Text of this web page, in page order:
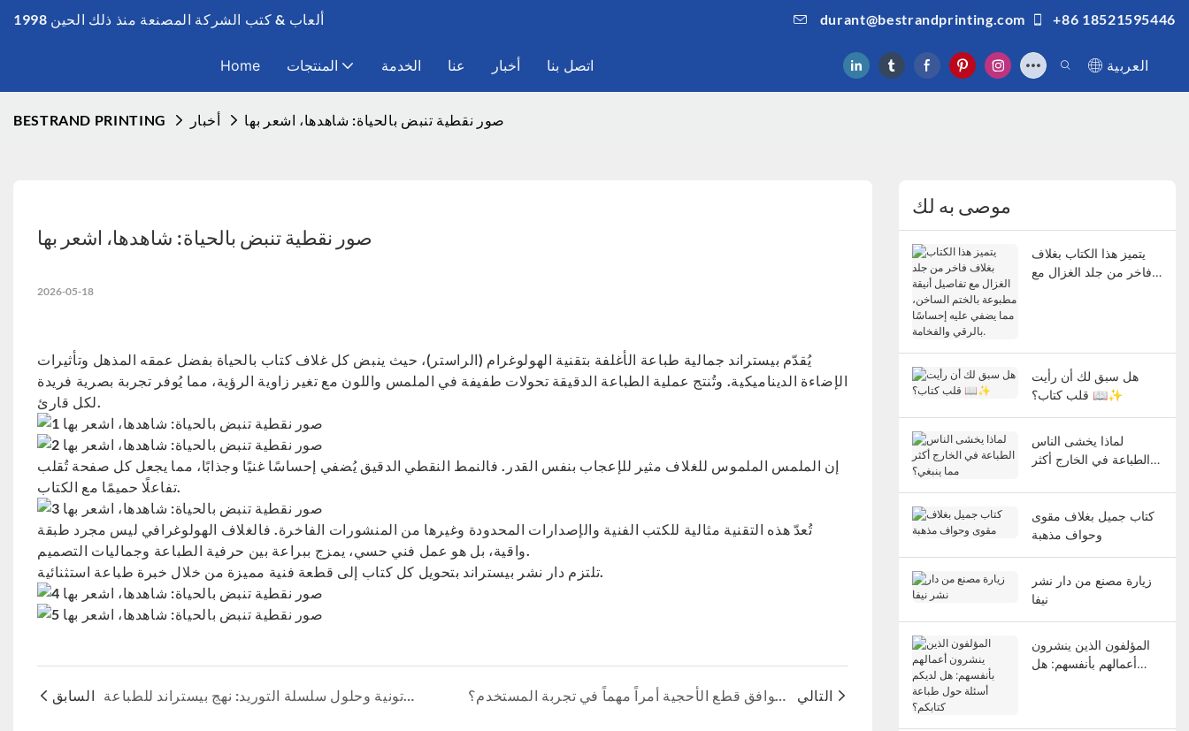
ألعاب & كتب الشركة المصنعة منذ ذلك الحين 1998 durant@bestrandprinting.com +86 18521595446
Home المنتجات الخدمة عنا أخبار اتصل بنا العربية
BESTRAND PRINTING أخبار صور نقطية تنبض بالحياة: شاهدها، اشعر بها
صور نقطية تنبض بالحياة: شاهدها، اشعر بها
2026-05-18
يُقدّم بيستراند جمالية طباعة الأغلفة بتقنية الهولوغرام (الراستر)، حيث ينبض كل غلاف كتاب بالحياة بفضل عمقه المذهل وتأثيرات
الإضاءة الديناميكية. وتُنتج عملية الطباعة الدقيقة تحولات طفيفة في الملمس واللون مع تغير زاوية الرؤية، مما يُوفر تجربة بصرية فريدة
إن الملمس الملموس للغلاف مثير للإعجاب بنفس القدر. فالنمط النقطي الدقيق يُضفي إحساسًا غنيًا وجذابًا، مما يجعل كل صفحة تُقلب
تُعدّ هذه التقنية مثالية للكتب الفنية والإصدارات المحدودة وغيرها من المنشورات الفاخرة. فالغلاف الهولوغرافي ليس مجرد طبقة
السابق التالي
موصى به لك
يتميز هذا الكتاب بغلاف
فاخر من جلد الغزال مع
هل سبق لك أن رأيت
قلب كتاب؟ 📖✨
لماذا يخشى الناس
الطباعة في الخارج أكثر
كتاب جميل بغلاف مقوى
وحواف مذهبة
زيارة مصنع من دار نشر
نيفا
المؤلفون الذين ينشرون
أعمالهم بأنفسهم: هل